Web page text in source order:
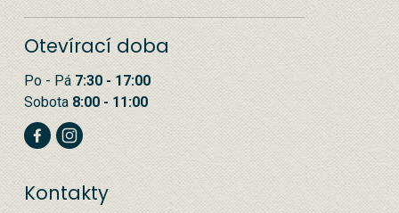
Otevírací doba
Po - Pá 7:30 - 17:00
Sobota 8:00 - 11:00
Kontakty